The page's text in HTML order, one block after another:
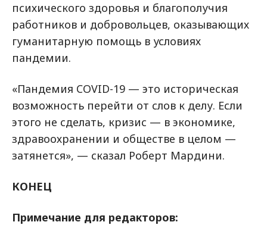
психического здоровья и благополучия
работников и добровольцев, оказывающих
гуманитарную помощь в условиях
пандемии.
«Пандемия COVID-19 — это историческая
возможность перейти от слов к делу. Если
этого не сделать, кризис — в экономике,
здравоохранении и обществе в целом —
затянется», — сказал Роберт Мардини.
КОНЕЦ
Примечание для редакторов: